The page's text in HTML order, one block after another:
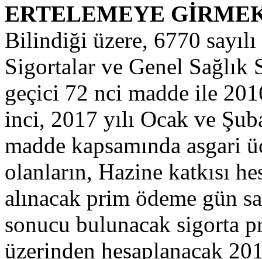
ERTELEMEYE
Bilindiği üzere, 6770
Sigortalar ve Genel Sağlık
geçici 72 nci madde ile
inci, 2017 yılı Ocak ve
madde kapsamında asgari
olanların, Hazine katkısı
alınacak prim ödeme gün
sonucu bulunacak sigorta
üzerinden hesaplanacak